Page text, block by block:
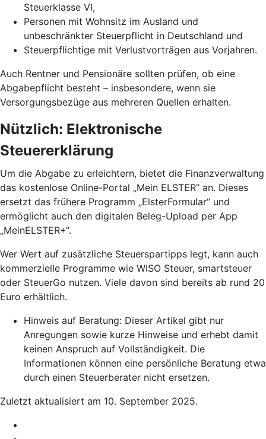
Steuerklasse VI,
Personen mit Wohnsitz im Ausland und
unbeschränkter Steuerpflicht in Deutschland und
Steuerpflichtige mit Verlustvorträgen aus Vorjahren.
Auch Rentner und Pensionäre sollten prüfen, ob eine
Abgabepflicht besteht – insbesondere, wenn sie
Versorgungsbezüge aus mehreren Quellen erhalten.
Nützlich: Elektronische
Steuererklärung
Um die Abgabe zu erleichtern, bietet die Finanzverwaltung
das kostenlose Online-Portal „Mein ELSTER“ an. Dieses
ersetzt das frühere Programm „ElsterFormular“ und
ermöglicht auch den digitalen Beleg-Upload per App
„MeinELSTER+“.
Wer Wert auf zusätzliche Steuerspartipps legt, kann auch
kommerzielle Programme wie WISO Steuer, smartsteuer
oder SteuerGo nutzen. Viele davon sind bereits ab rund 20
Euro erhältlich.
Hinweis auf Beratung: Dieser Artikel gibt nur
Anregungen sowie kurze Hinweise und erhebt damit
keinen Anspruch auf Vollständigkeit. Die
Informationen können eine persönliche Beratung etwa
durch einen Steuerberater nicht ersetzen.
Zuletzt aktualisiert am 10. September 2025.